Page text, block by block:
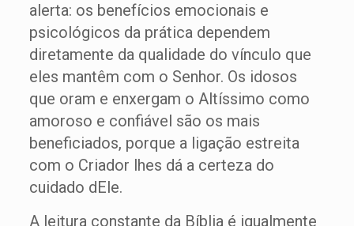
alerta: os benefícios emocionais e
psicológicos da prática dependem
diretamente da qualidade do vínculo que
eles mantêm com o Senhor. Os idosos
que oram e enxergam o Altíssimo como
amoroso e confiável são os mais
beneficiados, porque a ligação estreita
com o Criador lhes dá a certeza do
cuidado dEle.
A leitura constante da Bíblia é igualmente